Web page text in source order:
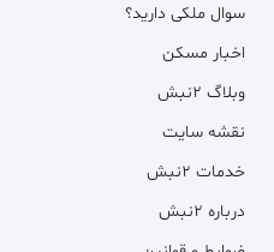
سوال ملکی دارید؟
اخبار مسکن
وبلاگ ۲نبش
نقشه سایت
خدمات ۲نبش
درباره ۲نبش